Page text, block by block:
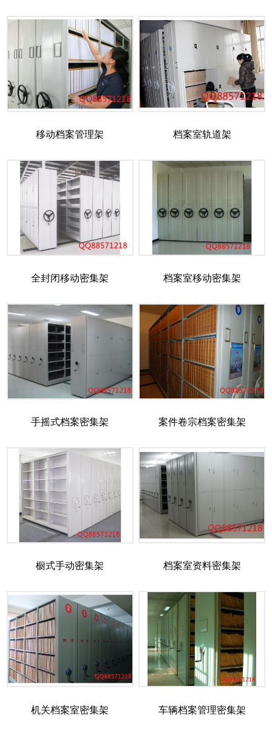
移动档案管理架 档案室轨道架
全封闭移动密集架 档案室移动密集架
手摇式档案密集架 案件卷宗档案密集架
橱式手动密集架 档案室资料密集架
机关档案室密集架 车辆档案管理密集架